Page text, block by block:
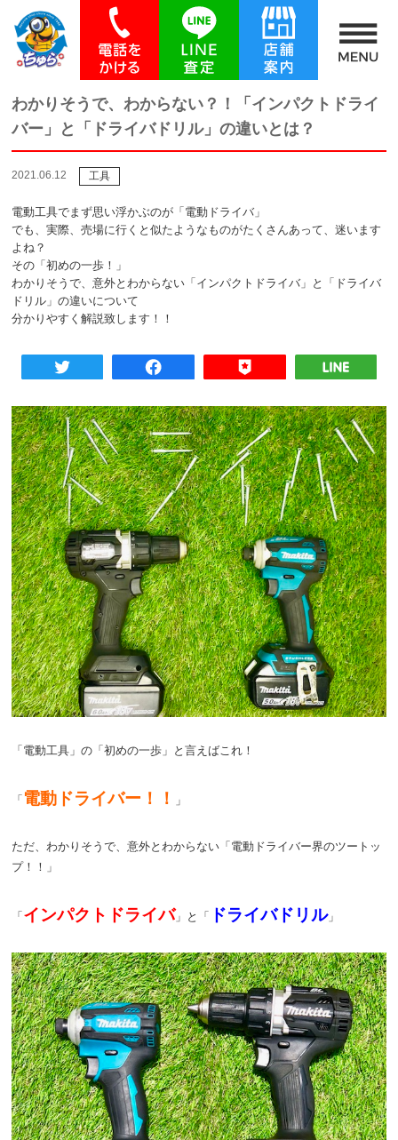
わかりそうで、わからない？！「インパクトドライ
バー」と「ドライバドリル」の違いとは？
2021.06.12 工具
電動工具でまず思い浮かぶのが「電動ドライバ」
でも、実際、売場に行くと似たようなものがたくさんあって、迷います
よね？
その「初めの一歩！」
わかりそうで、意外とわからない「インパクトドライバ」と「ドライバ
ドリル」の違いについて
分かりやすく解説致します！！
「電動工具」の「初めの一歩」と言えばこれ！
「 電動ドライバー！！ 」
ただ、わかりそうで、意外とわからない「電動ドライバー界のツートッ
プ！！」
「インパクトドライバ 」と「 ドライバドリル」